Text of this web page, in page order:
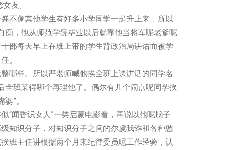
友。
像其他学生有好多小学同学一起升上来，所以
，他从师范学院毕业以后就靠他当将军呢老爹呢
部每天早上在班上带的学生背政治局讲话而被学
。
。所以严老师喊他挨全班上课讲话的同学名
班某得哪个再理他了。偶尔有几个闹点呢同学挨
”。
香识女人”一类启蒙电影看，再说以他呢脑子
知识分子，对知识分子之间的尔虞我诈和各种憨
班主任讲根据两个月来纪律委员呢工作经验，认